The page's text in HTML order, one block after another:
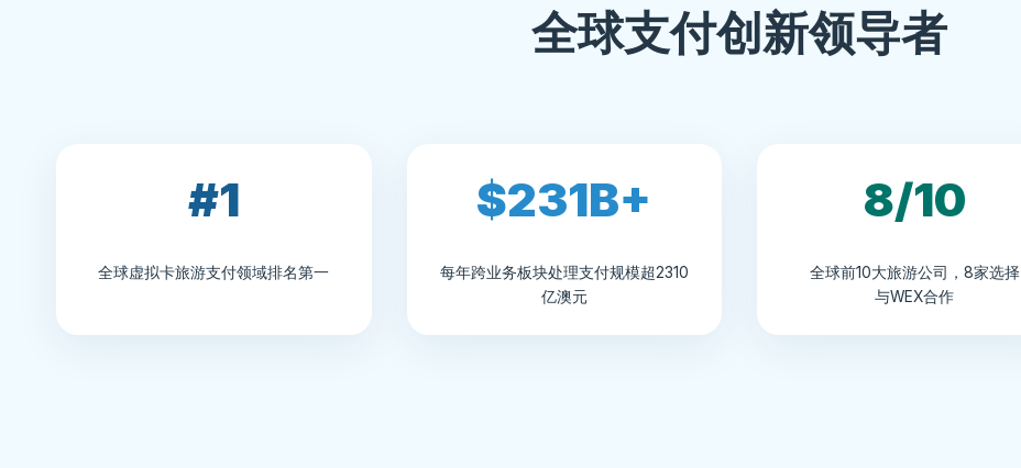
全球支付创新领导者
#1
全球虚拟卡旅游支付领域排名第一
$231B+
每年跨业务板块处理支付规模超2310
亿澳元
8/10
全球前10大旅游公司，8家选择
与WEX合作